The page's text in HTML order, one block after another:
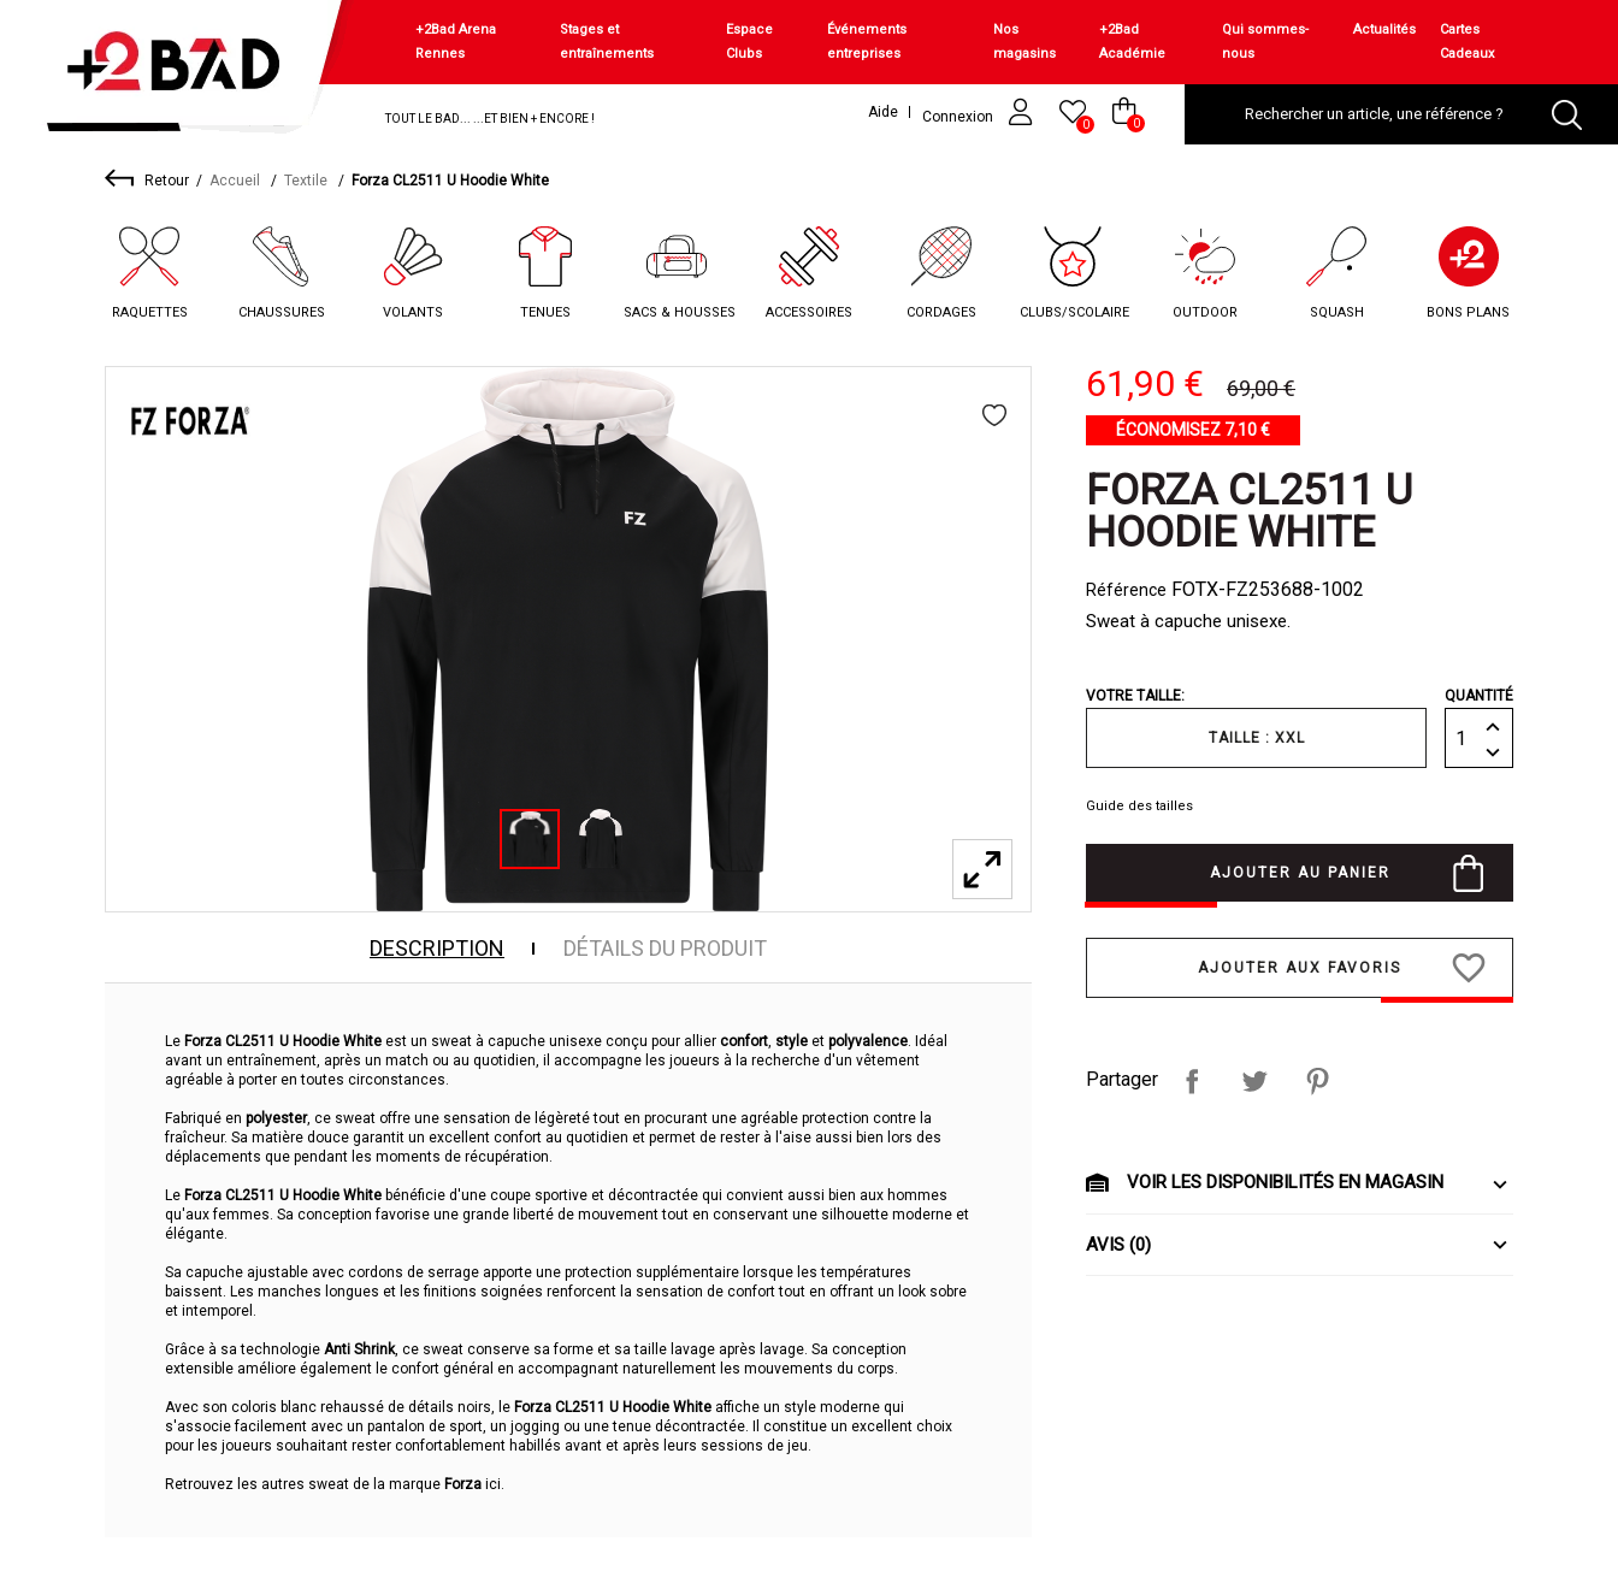
+2Bad Arena
Rennes
Stages et
entraînements
Espace
Clubs
Événements
entreprises
Nos
magasins
+2Bad
Académie
Qui sommes-
nous
Actualités
Cartes
Cadeaux
TOUT LE BAD... ...ET BIEN + ENCORE ! Aide Connexion 0 0
Retour Accueil Textile Forza CL2511 U Hoodie White
RAQUETTES CHAUSSURES VOLANTS TENUES SACS & HOUSSES ACCESSOIRES CORDAGES CLUBS/SCOLAIRE OUTDOOR SQUASH BONS PLANS
DESCRIPTION DÉTAILS DU PRODUIT
Le Forza CL2511 U Hoodie White est un sweat à capuche unisexe conçu pour allier confort, style et polyvalence. Idéal
avant un entraînement, après un match ou au quotidien, il accompagne les joueurs à la recherche d'un vêtement
agréable à porter en toutes circonstances.
Fabriqué en polyester, ce sweat offre une sensation de légèreté tout en procurant une agréable protection contre la
fraîcheur. Sa matière douce garantit un excellent confort au quotidien et permet de rester à l'aise aussi bien lors des
déplacements que pendant les moments de récupération.
Le Forza CL2511 U Hoodie White bénéficie d'une coupe sportive et décontractée qui convient aussi bien aux hommes
qu'aux femmes. Sa conception favorise une grande liberté de mouvement tout en conservant une silhouette moderne et
élégante.
Sa capuche ajustable avec cordons de serrage apporte une protection supplémentaire lorsque les températures
baissent. Les manches longues et les finitions soignées renforcent la sensation de confort tout en offrant un look sobre
et intemporel.
Grâce à sa technologie Anti Shrink, ce sweat conserve sa forme et sa taille lavage après lavage. Sa conception
extensible améliore également le confort général en accompagnant naturellement les mouvements du corps.
Avec son coloris blanc rehaussé de détails noirs, le Forza CL2511 U Hoodie White affiche un style moderne qui
s'associe facilement avec un pantalon de sport, un jogging ou une tenue décontractée. Il constitue un excellent choix
pour les joueurs souhaitant rester confortablement habillés avant et après leurs sessions de jeu.
Retrouvez les autres sweat de la marque Forza ici.
61,90 € 69,00 €
ÉCONOMISEZ 7,10 €
FORZA CL2511 U
HOODIE WHITE
Référence FOTX-FZ253688-1002
Sweat à capuche unisexe.
VOTRE TAILLE:
TAILLE : XXL
QUANTITÉ
Guide des tailles
AJOUTER AU PANIER
favorite_border
Partager
VOIR LES DISPONIBILITÉS EN MAGASIN
AVIS (0)